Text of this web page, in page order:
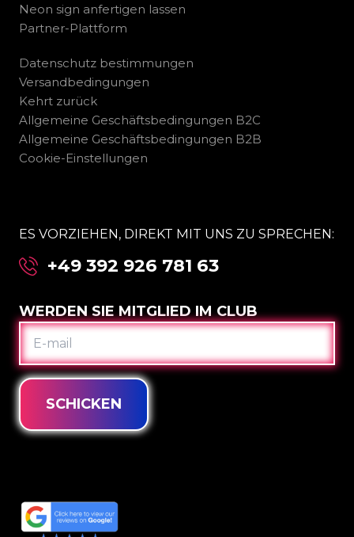
Neon sign anfertigen lassen
Partner-Plattform
Datenschutz bestimmungen
Versandbedingungen
Kehrt zurück
Allgemeine Geschäftsbedingungen B2C
Allgemeine Geschäftsbedingungen B2B
Cookie-Einstellungen
ES VORZIEHEN, DIREKT MIT UNS ZU SPRECHEN:
+49 392 926 781 63
WERDEN SIE MITGLIED IM CLUB
E-
MAIL
SCHICKEN